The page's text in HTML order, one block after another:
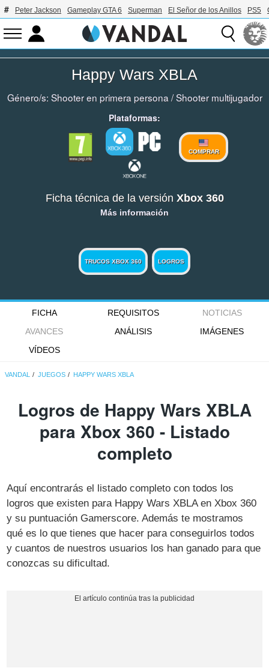
Peter Jackson Gameplay GTA 6 Superman El Señor de los Anillos PS5
Happy Wars XBLA
Género/s: Shooter en primera persona /Shooter multijugador
Plataformas:
COMPRAR
Ficha técnica de la versión Xbox 360
Más información
TRUCOS XBOX 360 LOGROS
FICHA REQUISITOS
NOTICIAS
AVANCES
ANÁLISIS
IMÁGENES
VÍDEOS
VANDAL JUEGOS HAPPY WARS XBLA
Logros de Happy Wars XBLA
para Xbox 360 - Listado
completo
Aquí encontrarás el listado completo con todos los
logros que existen para Happy Wars XBLA en Xbox 360
y su puntuación Gamerscore. Además te mostramos
qué es lo que tienes que hacer para conseguirlos todos
y cuantos de nuestros usuarios los han ganado para que
conozcas su dificultad.